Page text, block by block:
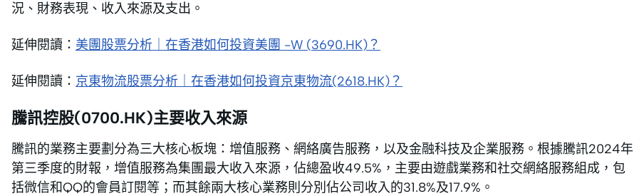
況、財務表現、收入來源及支出。
延伸閱讀： 美團股票分析｜在香港如何投資美團 -W (3690.HK)？
延伸閱讀： 京東物流股票分析｜在香港如何投資京東物流(2618.HK)？
騰訊控股(0700.HK)主要收入來源
騰訊的業務主要劃分為三大核心板塊：增值服務、網絡廣告服務，以及金融科技及企業服務。根據騰訊2024年
第三季度的財報，增值服務為集團最大收入來源，佔總盈收49.5%，主要由遊戲業務和社交網絡服務組成，包
括微信和QQ的會員訂閱等；而其餘兩大核心業務則分別佔公司收入的31.8%及17.9%。